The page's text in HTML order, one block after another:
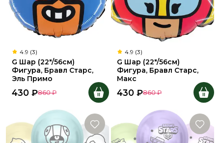
4.9 (3)
G Шар (22"/56см)
Фигура, Бравл Старс,
Эль Примо
430 ₽860 ₽
4.9 (3)
G Шар (22"/56см)
Фигура, Бравл Старс,
Макс
430 ₽860 ₽